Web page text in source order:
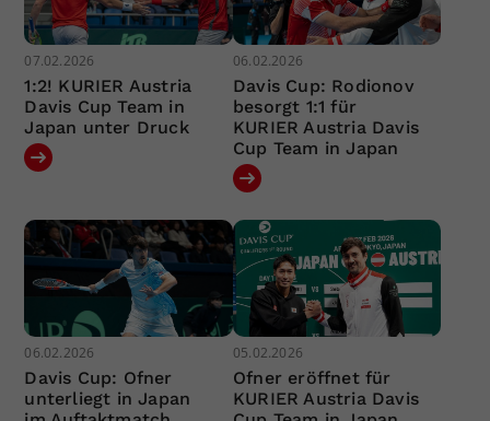
07.02.2026
1:2! KURIER Austria
Davis Cup Team in
Japan unter Druck
06.02.2026
Davis Cup: Rodionov
besorgt 1:1 für
KURIER Austria Davis
Cup Team in Japan
06.02.2026
Davis Cup: Ofner
unterliegt in Japan
05.02.2026
Ofner eröffnet für
KURIER Austria Davis